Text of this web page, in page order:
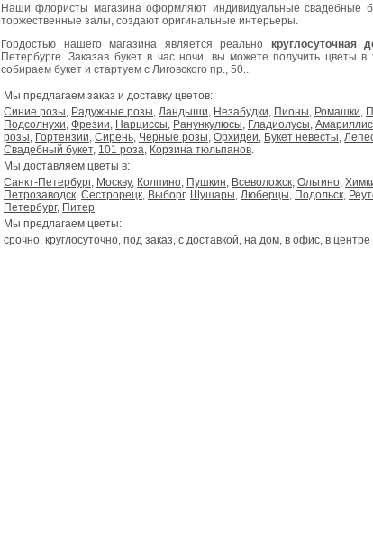
Наши флористы магазина оформляют индивидуальные свадебные
торжественные залы, создают оригинальные интерьеры.
Гордостью нашего магазина является реально круглосуточная
Петербурге. Заказав букет в час ночи, вы можете получить цветы
собираем букет и стартуем с Лиговского пр., 50..
Мы предлагаем заказ и доставку цветов:
Синие розы, Радужные розы, Ландыши, Незабудки, Пионы, Ромашки,
Подсолнухи, Фрезии, Нарциссы, Ранункулюсы, Гладиолусы,
розы, Гортензии, Сирень, Черные розы, Орхидеи, Букет невесты,
Свадебный букет, 101 роза, Корзина тюльпанов.
Мы доставляем цветы в:
Санкт-Петербург, Москву, Колпино, Пушкин, Всеволожск, Ольгино,
Петрозаводск, Сестрорецк, Выборг, Шушары, Люберцы, Подольск,
Петербург, Питер
Мы предлагаем цветы:
срочно, круглосуточно, под заказ, с доставкой, на дом, в офис, в